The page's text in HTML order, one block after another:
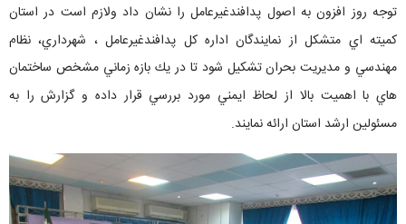
توجه روز افزون به اصول پدافندغيرعامل را نشان داد ولازم است در استان
كميته اي متشكل از نمايندگان اداره كل پدافندغيرعامل ، شهرداري، نظام
مهندسي و مديريت بحران تشكيل شود تا در يك بازه زماني مشخص ساختمان
هاي با اهميت بالا از لحاظ ايمني مورد بررسي قرار داده و گزارش را به
مسئولين ارشد استان ارائه نمايند.